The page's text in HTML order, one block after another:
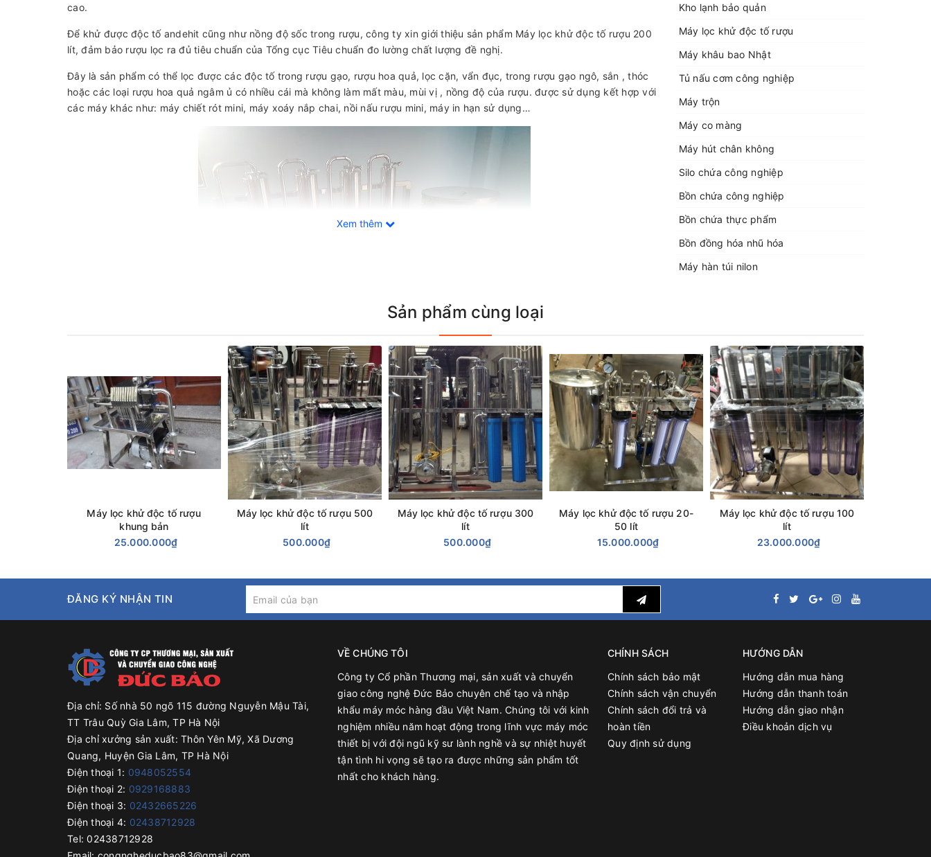
cao.
Để khử được độc tố andehit cũng như nồng độ sốc trong rượu, công ty xin giới thiệu sản phẩm Máy lọc khử độc tố rượu 200
lít, đảm bảo rượu lọc ra đủ tiêu chuẩn của Tổng cục Tiêu chuẩn đo lường chất lượng đề nghị.
Đây là sản phẩm có thể lọc được các độc tố trong rượu gạo, rượu hoa quả, lọc cặn, vẩn đục, trong rượu gạo ngô, sắn , thóc
hoặc các loại rượu hoa quả ngâm ủ có nhiều cái mà không làm mất màu, mùi vị , nồng độ của rượu. được sử dụng kết hợp với
các máy khác như: máy chiết rót mini, máy xoáy nắp chai, nồi nấu rượu mini, máy in hạn sử dụng…
Nguyên lý hoạt động của máy lọc rượu 200 lít/h:
đồng thời sẽ có các chất mang riêng biệt. Dựa vào nguyên lý đó, chúng tôi lựa chọn và thiết kế các cột lọc thích hợp để loại
bỏ cặn và các độc tố cùng các chất mang của nó.
Xem thêm
Kho lạnh bảo quản
Máy lọc khử độc tố rượu
Máy khâu bao Nhật
Tủ nấu cơm công nghiệp
Máy trộn
Máy co màng
Máy hút chân không
Silo chứa công nghiệp
Bồn chứa công nghiệp
Bồn chứa thực phẩm
Bồn đồng hóa nhũ hóa
Máy hàn túi nilon
Sản phẩm cùng loại
Máy lọc khử độc tố rượu
khung bản
25.000.000₫
Máy lọc khử độc tố rượu 500
lít
500.000₫
Máy lọc khử độc tố rượu 300
lít
500.000₫
Máy lọc khử độc tố rượu 20-
50 lít
15.000.000₫
Máy lọc khử độc tố rượu 100
lít
23.000.000₫
ĐĂNG KÝ NHẬN TIN
Địa chỉ: Số nhà 50 ngõ 115 đường Nguyễn Mậu Tài,
TT Trâu Quỳ Gia Lâm, TP Hà Nội
Địa chỉ xưởng sản xuất: Thôn Yên Mỹ, Xã Dương
Quang, Huyện Gia Lâm, TP Hà Nội
Điện thoại 1: 0948052554
Điện thoại 2: 0929168883
Điện thoại 3: 02432665226
Điện thoại 4: 02438712928
Tel: 02438712928
VỀ CHÚNG TÔI
Công ty Cổ phần Thương mại, sản xuất và chuyển
giao công nghệ Đức Bảo chuyên chế tạo và nhập
khẩu máy móc hàng đầu Việt Nam. Chúng tôi với kinh
nghiệm nhiều năm hoạt động trong lĩnh vực máy móc
thiết bị với đội ngũ kỹ sư lành nghề và sự nhiệt huyết
tận tình hi vọng sẽ tạo ra được những sản phẩm tốt
nhất cho khách hàng.
CHÍNH SÁCH
Chính sách bảo mật
Chính sách vận chuyển
Chính sách đổi trả và
hoàn tiền
Quy định sử dụng
HƯỚNG DẪN
Hướng dẫn mua hàng
Hướng dẫn thanh toán
Hướng dẫn giao nhận
Điều khoản dịch vụ